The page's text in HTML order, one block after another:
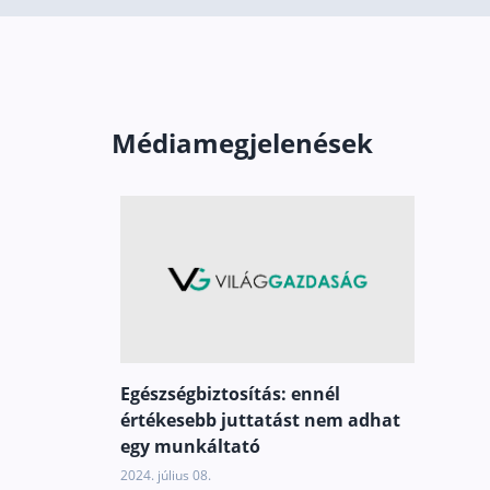
understand. I recommend everyone to
turn to him for financial advice!
Médiamegjelenések
Egészségbiztosítás: ennél
értékesebb juttatást nem adhat
egy munkáltató
2024. július 08.